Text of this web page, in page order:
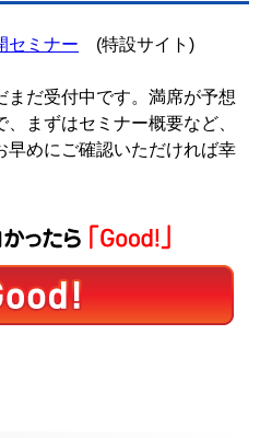
セミナー (特設サイト)
まだ受付中です。満席が予想
まずはセミナー概要など、
早めにご確認いただければ幸